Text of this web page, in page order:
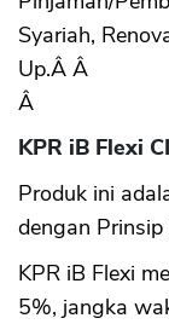
Syariah,
Up.Â Â
Â
KPR iB Flexi
Produk ini
dengan
KPR iB Flexi
5%, jangka